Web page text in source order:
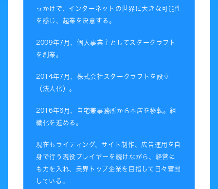
っかけで、インターネットの世界に大きな可能性
を感じ、起業を決意する。
2009年7月、個人事業主としてスタークラフト
を創業。
2014年7月、株式会社スタークラフトを設立
（法人化）。
2016年6月、自宅兼事務所から本店を移転。組
織化を進める。
現在もライティング、サイト制作、広告運用を自
身で行う現役プレイヤーを続けながら、経営に
も力を入れ、業界トップ企業を目指して日々奮闘
している。